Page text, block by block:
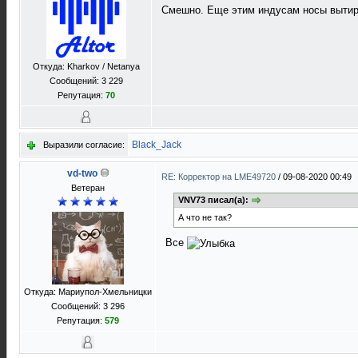
Откуда: Kharkov / Netanya
Сообщений: 3 229
Репутация: 70
Смешно. Еще этим индусам носы
Выразили согласие: Black_Jack
vd-two
Ветеран
Откуда: Мариупол-Хмельницки
Сообщений: 3 296
Репутация: 579
RE: Корректор на LME49720 / 09-08-2020 00:49
VNV73 писал(а):
А что не так?
Все